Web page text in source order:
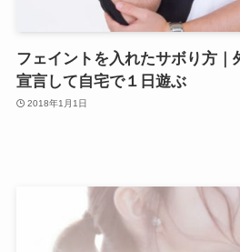
フェイントを入れたサボり方｜
宣言して自宅で１日遊ぶ
2018年1月1日